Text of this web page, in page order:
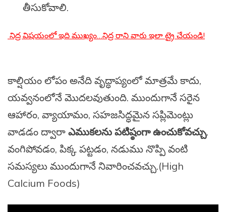
తీసుకోవాలి.
నిద్ర విషయంలో ఇది ముఖ్యం…నిద్ర రాని వారు ఇలా ట్రై చేయండి!
కాల్షియం లోపం అనేది వృద్ధాప్యంలో మాత్రమే కాదు,
యవ్వనంలోనే మొదలవుతుంది. ముందుగానే సరైన
ఆహారం, వ్యాయామం, సహజసిద్ధమైన సప్లిమెంట్లు
వాడడం ద్వారా ఎముకలను పటిష్ఠంగా ఉంచుకోవచ్చు.
వంగిపోవడం, పిక్క పట్టడం, నడుము నొప్పి వంటి
సమస్యలు ముందుగానే నివారించవచ్చు.(High
Calcium Foods)